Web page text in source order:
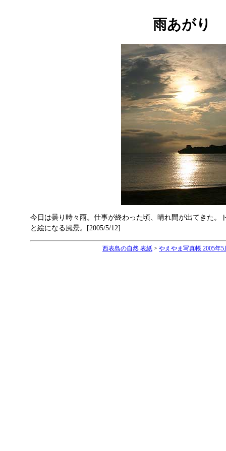
雨あがり
今日は曇り時々雨。仕事が終わった頃、晴れ間が出てきた。
と絵になる風景。[2005/5/12]
西表島の自然 表紙 > やえやま写真帳 2005年5